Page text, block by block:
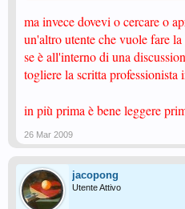
ma invece dovevi o cercare o
un'altro utente che vuole fare la
se è all'interno di una
togliere la scritta
in più prima è bene leggere
26 Mar 2009
jacopong
Utente Attivo